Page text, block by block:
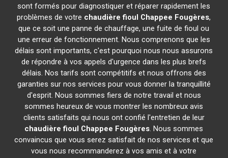
sont formés pour diagnostiquer et réparer rapidement les
problèmes de votre chaudière fioul Chappee Fougères,
que ce soit une panne de chauffage, une fuite de fioul ou
une erreur de fonctionnement. Nous comprenons que les
délais sont importants, c'est pourquoi nous nous assurons
de répondre à vos appels d'urgence dans les plus brefs
délais. Nos tarifs sont compétitifs et nous offrons des
garanties sur nos services pour vous donner la tranquillité
d'esprit. Nous sommes fiers de notre travail et nous
sommes heureux de vous montrer les nombreux avis
clients satisfaits qui nous ont confié l'entretien de leur
chaudière fioul Chappee Fougères. Nous sommes
convaincus que vous serez satisfait de nos services et que
vous nous recommanderez à vos amis et à votre